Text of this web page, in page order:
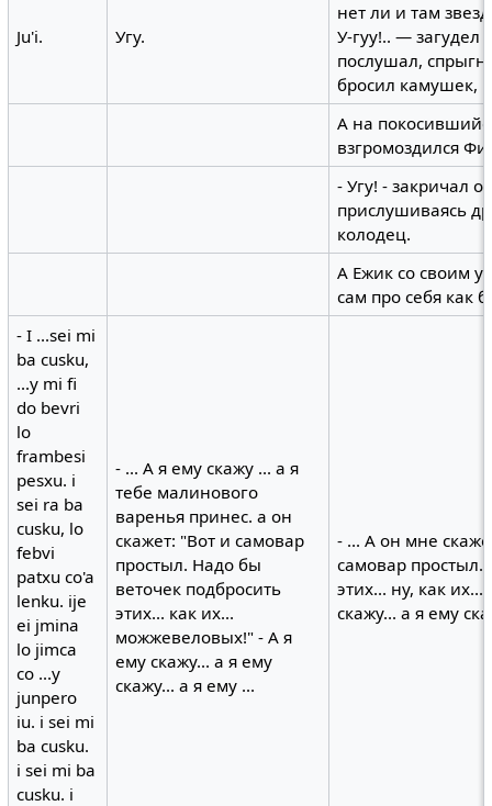
Ju'i. Угу.
нет ли и там
У-гуу!.. — загудел
послушал,
бросил камушек,
А на
взгромоздился
- Угу! - закричал
прислушиваясь
колодец.
А Ежик со своим
сам про себя как
- I ...sei mi
ba cusku,
...y mi fi
do bevri
lo
frambesi
pesxu. i
sei ra ba
cusku, lo
febvi
patxu co'a
lenku. ije
ei jmina
lo jimca
co ...y
junpero
iu. i sei mi
ba cusku.
i sei mi ba
cusku. i
- ... А я ему скажу ... а я
тебе малинового
варенья принес. а он
скажет: "Вот и самовар
простыл. Надо бы
веточек подбросить
этих... как их...
можжевеловых!" - А я
ему скажу... а я ему
скажу... а я ему ...
- ... А он мне
самовар простыл.
этих... ну, как
скажу... а я ему